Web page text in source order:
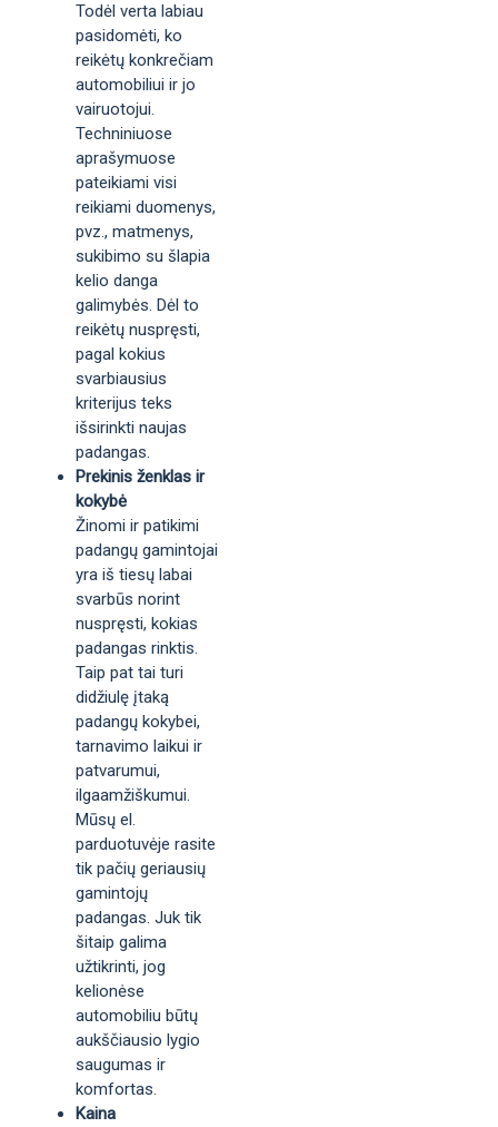
Todėl verta labiau
pasidomėti, ko
reikėtų konkrečiam
automobiliui ir jo
vairuotojui.
Techniniuose
aprašymuose
pateikiami visi
reikiami duomenys,
pvz., matmenys,
sukibimo su šlapia
kelio danga
galimybės. Dėl to
reikėtų nuspręsti,
pagal kokius
svarbiausius
kriterijus teks
išsirinkti naujas
padangas.
Prekinis ženklas ir
kokybė
Žinomi ir patikimi
padangų gamintojai
yra iš tiesų labai
svarbūs norint
nuspręsti, kokias
padangas rinktis.
Taip pat tai turi
didžiulę įtaką
padangų kokybei,
tarnavimo laikui ir
patvarumui,
ilgaamžiškumui.
Mūsų el.
parduotuvėje rasite
tik pačių geriausių
gamintojų
padangas. Juk tik
šitaip galima
užtikrinti, jog
kelionėse
automobiliu būtų
aukščiausio lygio
saugumas ir
komfortas.
Kaina